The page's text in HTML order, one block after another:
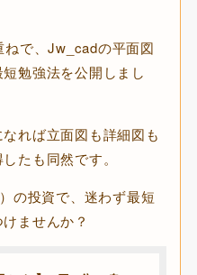
で、Jw_cadの平面図
勉強法を公開しまし
れば立面図も詳細図も
たも同然です。
の投資で、迷わず最短
ませんか？